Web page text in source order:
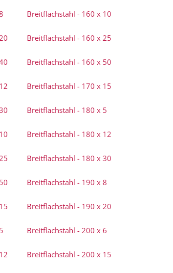
Breitflachstahl - 160 x 10
Breitflachstahl - 160 x 25
Breitflachstahl - 160 x 50
Breitflachstahl - 170 x 15
Breitflachstahl - 180 x 5
Breitflachstahl - 180 x 12
Breitflachstahl - 180 x 30
Breitflachstahl - 190 x 8
Breitflachstahl - 190 x 20
Breitflachstahl - 200 x 6
Breitflachstahl - 200 x 15